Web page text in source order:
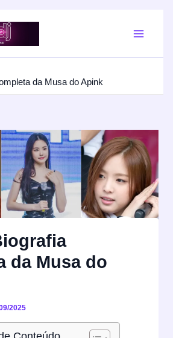
da Musa do Apink
da Musa do
2025